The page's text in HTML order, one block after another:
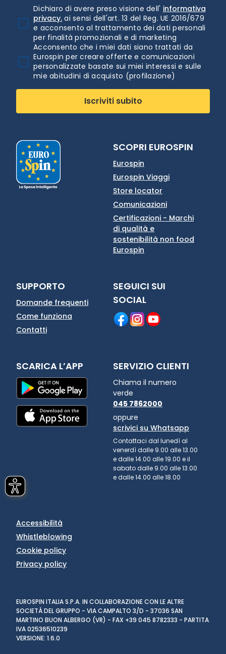
Dichiaro di avere preso visione dell' informativa
privacy. ai sensi dell'art. 13 del Reg. UE 2016/679
e acconsento al trattamento dei dati personali
per finalità promozionali e di marketing
Acconsento che i miei dati siano trattati da
Eurospin per creare offerte e comunicazioni
personalizzate basate sui miei interessi e sulle
mie abitudini di acquisto (profilazione)
Iscriviti subito
SCOPRI EUROSPIN
Eurospin
Eurospin Viaggi
Store locator
Comunicazioni
Certificazioni - Marchi
di qualità e
sostenibilità non food
Eurospin
SUPPORTO
Domande frequenti
Come funziona
Contatti
SEGUICI SUI
SOCIAL
SCARICA L’APP SERVIZIO CLIENTI
Chiama il numero
verde
045 7862000
oppure
scrivici su Whatsapp
Contattaci dal lunedì al
venerdì dalle 9.00 alle 13.00
e dalle 14.00 alle 19.00 e il
sabato dalle 9.00 alle 13.00
e dalle 14.00 alle 18.00
Accessibilità
Whistleblowing
Cookie policy
Privacy policy
EUROSPIN ITALIA S.P.A. IN COLLABORAZIONE CON LE ALTRE
SOCIETÀ DEL GRUPPO - VIA CAMPALTO 3/D - 37036 SAN
MARTINO BUON ALBERGO (VR) - FAX +39 045 8782333 - PARTITA
IVA 02536510239
VERSIONE: 1.6.0